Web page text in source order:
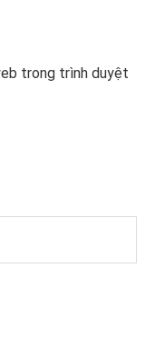
trong trình duyệt